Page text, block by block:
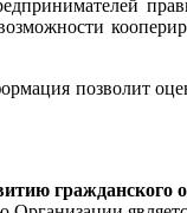
позволит
гражданского